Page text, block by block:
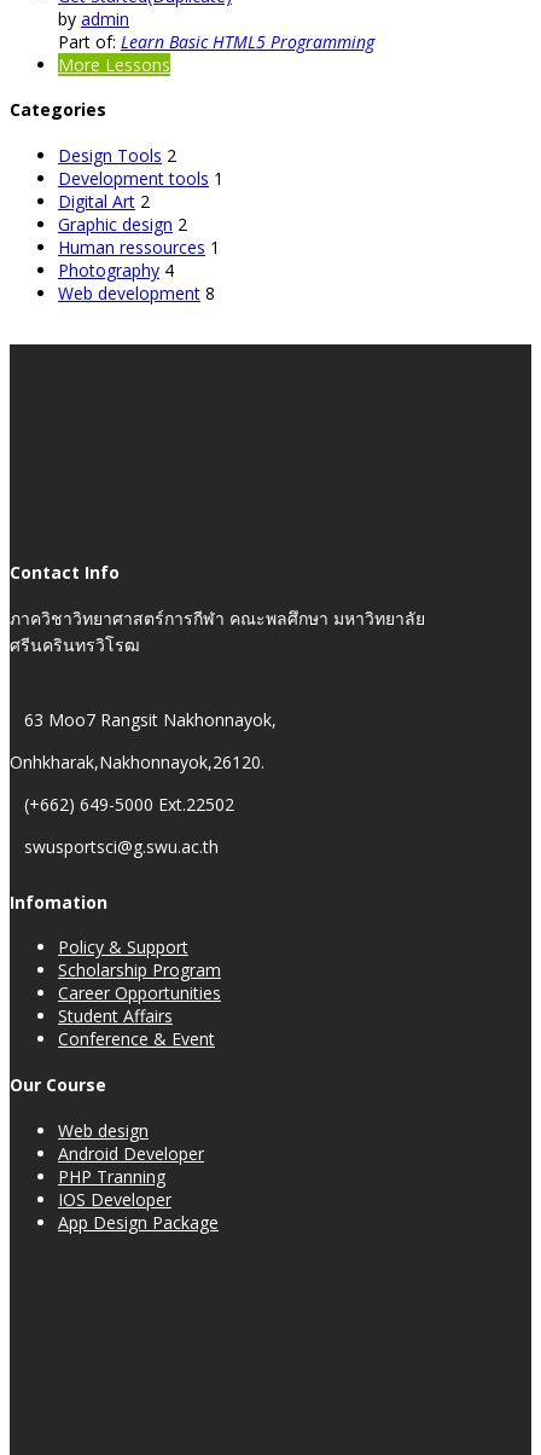
by admin
Part of: Learn Basic HTML5 Programming
More Lessons
Categories
Design Tools 2
Development tools 1
Digital Art 2
Graphic design 2
Human ressources 1
Photography 4
Web development 8
Contact Info
ภาควิชาวิทยาศาสตร์การกีฬา คณะพลศึกษา มหาวิทยาลัย
ศรีนครินทรวิโรฒ
63 Moo7 Rangsit Nakhonnayok,
Onhkharak,Nakhonnayok,26120.
(+662) 649-5000 Ext.22502
swusportsci@g.swu.ac.th
Infomation
Policy & Support
Scholarship Program
Career Opportunities
Student Affairs
Conference & Event
Our Course
Web design
Android Developer
PHP Tranning
IOS Developer
App Design Package